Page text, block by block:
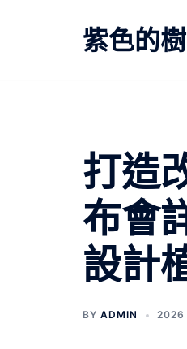
紫色的
打造
布會
設計
BY ADMIN 2026
文
章
導
覽